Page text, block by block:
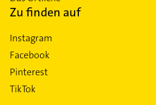
Zu finden auf
Instagram
Facebook
Pinterest
TikTok